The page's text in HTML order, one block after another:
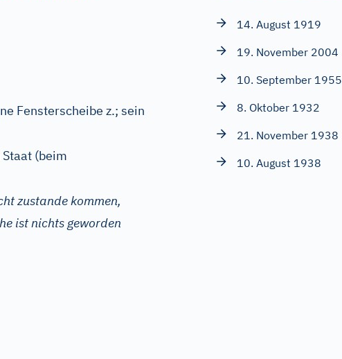
Fensterscheibe z.; sein
(beim
zustande kommen,
ist nichts geworden
14. August 1919
19. November 2004
10. September 1955
8. Oktober 1932
21. November 1938
10. August 1938